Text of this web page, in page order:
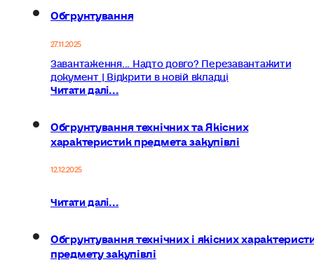
Обгрунтування
27.11.2025
Завантаження... Надто довго? Перезавантажити
документ | Відкрити в новій вкладці
Читати далі...
Обгрунтування технічних та Якісних
характеристик предмета закупівлі
12.12.2025
Читати далі...
Обгрунтування технічних і якісних
предмету закупівлі